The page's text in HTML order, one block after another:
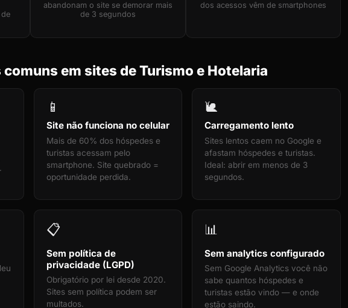
abandonam o site se demorar mais
de 3 segundos
dos acessos vêm de smartphones
em sites de Turismo e Hotelaria
📱
Site não funciona no celular
Mais de 60% dos hóspedes e
turistas acessam pelo
smartphone. Site quebrado =
oportunidade perdida.
🐌
Carregamento lento
Sites lentos caem no Google e
afastam hóspedes e turistas.
Ideal: abrir em menos de 3
segundos.
📋
Sem política de
privacidade (LGPD)
Obrigatório por lei desde 2020.
Sites sem política podem ser
multados.
📊
Sem analytics configurado
Sem Google Analytics você não
sabe quantos hóspedes e
turistas estão vindo — e onde
estão saindo.